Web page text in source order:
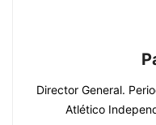
Director General.
Atlético